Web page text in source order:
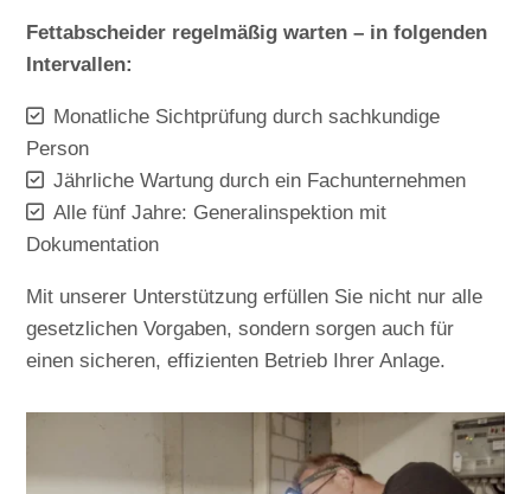
Fettabscheider regelmäßig warten – in folgenden
Intervallen:
Monatliche Sichtprüfung durch sachkundige
Person
Jährliche Wartung durch ein Fachunternehmen
Alle fünf Jahre: Generalinspektion mit
Dokumentation
Mit unserer Unterstützung erfüllen Sie nicht nur alle
gesetzlichen Vorgaben, sondern sorgen auch für
einen sicheren, effizienten Betrieb Ihrer Anlage.